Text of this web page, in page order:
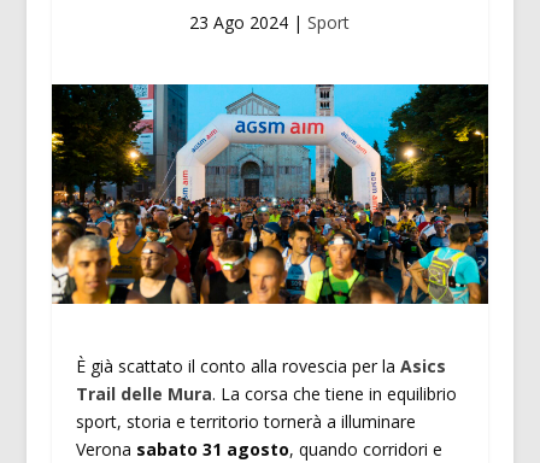
23 Ago 2024 |Sport
È già scattato il conto alla rovescia per la Asics
Trail delle Mura. La corsa che tiene in equilibrio
sport, storia e territorio tornerà a illuminare
Verona sabato 31 agosto, quando corridori e